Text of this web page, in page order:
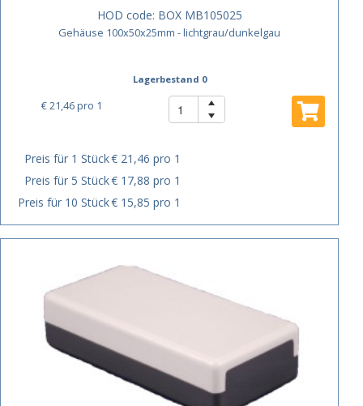
HOD code: BOX MB105025
Gehäuse 100x50x25mm - lichtgrau/dunkelgau
Lagerbestand 0
€ 21,46pro 1
Preis für 1 Stück€ 21,46 pro 1
Preis für 5 Stück€ 17,88 pro 1
Preis für 10 Stück€ 15,85 pro 1